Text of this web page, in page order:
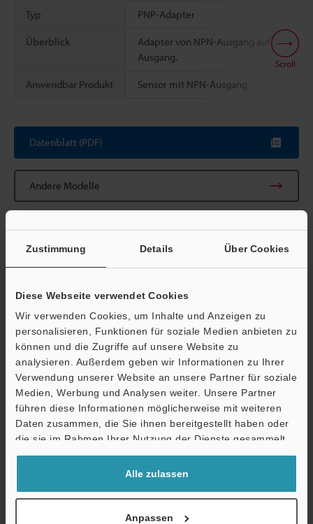
Zustimmung Details Über Cookies
Diese Webseite verwendet Cookies
Wir verwenden Cookies, um Inhalte und Anzeigen zu
personalisieren, Funktionen für soziale Medien anbieten zu
können und die Zugriffe auf unsere Website zu
analysieren. Außerdem geben wir Informationen zu Ihrer
Verwendung unserer Website an unsere Partner für soziale
Medien, Werbung und Analysen weiter. Unsere Partner
führen diese Informationen möglicherweise mit weiteren
Daten zusammen, die Sie ihnen bereitgestellt haben oder
die sie im Rahmen Ihrer Nutzung der Dienste gesammelt
haben.
Alle zulassen
Anpassen
Typ PNP-Adapter
Überblick
Adapter von NPN-Ausgang auf PNP-
Ausgang.
Anwendbar Produkt Sensor mit NPN-Ausgang
Scroll
Datenblatt (PDF)
Andere Modelle
Technische Leitfäden
Datenblatt (PDF)
Handbücher
Software
Fragen
Support